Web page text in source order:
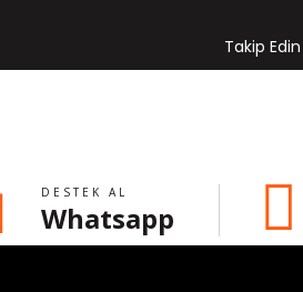
Takip Edin
DESTEK AL
Whatsapp